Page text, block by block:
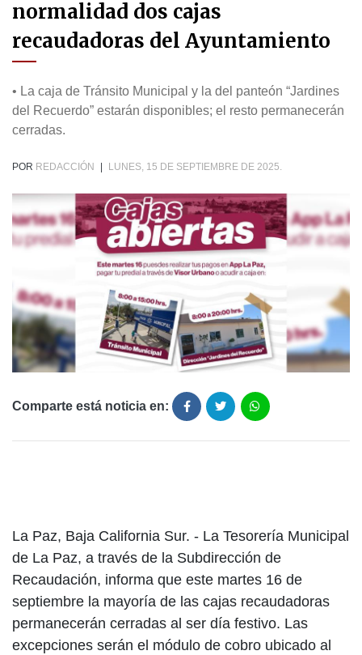
normalidad dos cajas
recaudadoras del Ayuntamiento
• La caja de Tránsito Municipal y la del panteón “Jardines
del Recuerdo” estarán disponibles; el resto permanecerán
cerradas.
POR REDACCIÓN LUNES, 15 DE SEPTIEMBRE DE 2025.
Comparte está noticia en:
La Paz, Baja California Sur. - La Tesorería Municipal
de La Paz, a través de la Subdirección de
Recaudación, informa que este martes 16 de
septiembre la mayoría de las cajas recaudadoras
permanecerán cerradas al ser día festivo. Las
excepciones serán el módulo de cobro ubicado al